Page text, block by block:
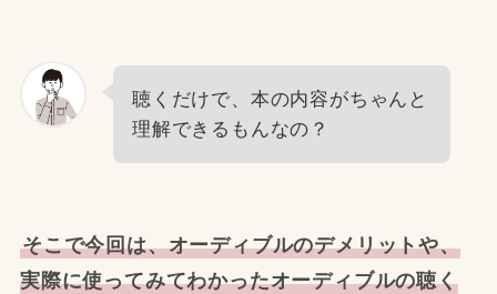
聴くだけで、本の内容がちゃんと
理解できるもんなの？
そこで今回は、オーディブルのデメリットや、
実際に使ってみてわかったオーディブルの聴く